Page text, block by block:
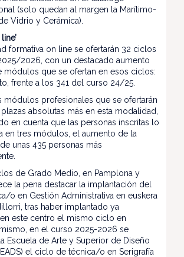
(solo quedan al margen la Marítimo-
Vidrio y Cerámica).
formativa on line se ofertarán 32 ciclos
2026, con un destacado aumento
módulos que se ofertan en esos ciclos:
frente a los 341 del curso 24/25.
módulos profesionales que se ofertarán
absolutas más en esta modalidad,
en cuenta que las personas inscritas lo
en tres módulos, el aumento de la
unas 435 personas más
de Grado Medio, en Pamplona y
la pena destacar la implantación del
o en Gestión Administrativa en euskera
tras haber implantado ya
este centro el mismo ciclo en
en el curso 2025-2026 se
Escuela de Arte y Superior de Diseño
el ciclo de técnica/o en Serigrafía